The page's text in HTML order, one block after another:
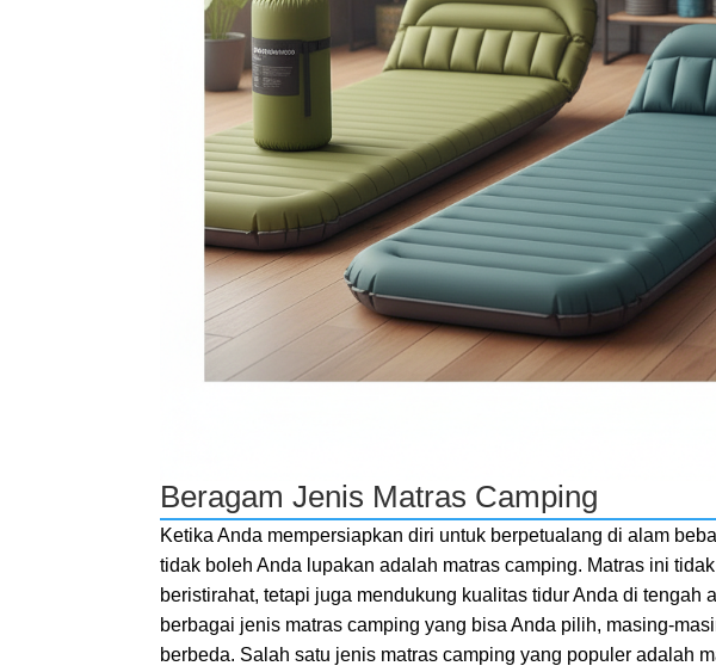
Beragam Jenis Matras Camping
Ketika Anda mempersiapkan diri untuk berpetualang di alam
tidak boleh Anda lupakan adalah matras camping. Matras ini
beristirahat, tetapi juga mendukung kualitas tidur Anda di tengah
berbagai jenis matras camping yang bisa Anda pilih, masing-
berbeda. Salah satu jenis matras camping yang populer adalah